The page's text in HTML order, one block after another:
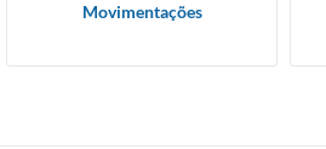
Movimentações